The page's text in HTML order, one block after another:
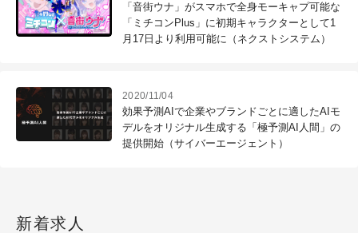
「音街ウナ」がスマホで全身モーキャプ可能な
「ミチコンPlus」に初期キャラクターとして1
月17日より利用可能に（ネクストシステム）
2020/11/04
効果予測AIで企業やブランドごとに適したAIモ
デルをオリジナル生成する「極予測AI人間」の
提供開始（サイバーエージェント）
新着求人